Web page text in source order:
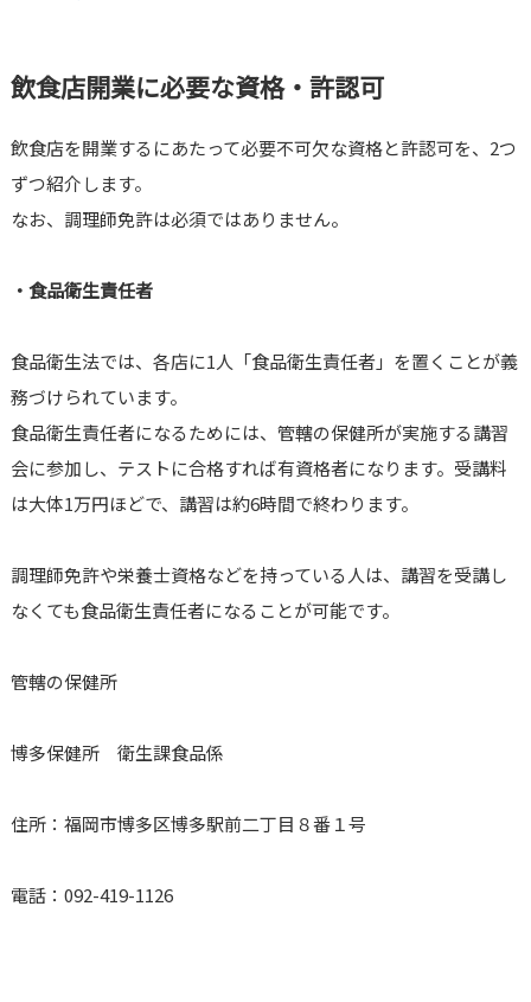
飲食店開業に必要な資格・許認可
飲食店を開業するにあたって必要不可欠な資格と許認可を、2つ
ずつ紹介します。
なお、調理師免許は必須ではありません。
・食品衛生責任者
食品衛生法では、各店に1人「食品衛生責任者」を置くことが義
務づけられています。
食品衛生責任者になるためには、管轄の保健所が実施する講習
会に参加し、テストに合格すれば有資格者になります。受講料
は大体1万円ほどで、講習は約6時間で終わります。
調理師免許や栄養士資格などを持っている人は、講習を受講し
なくても食品衛生責任者になることが可能です。
管轄の保健所
博多保健所 衛生課食品係
住所：福岡市博多区博多駅前二丁目８番１号
電話：092-419-1126